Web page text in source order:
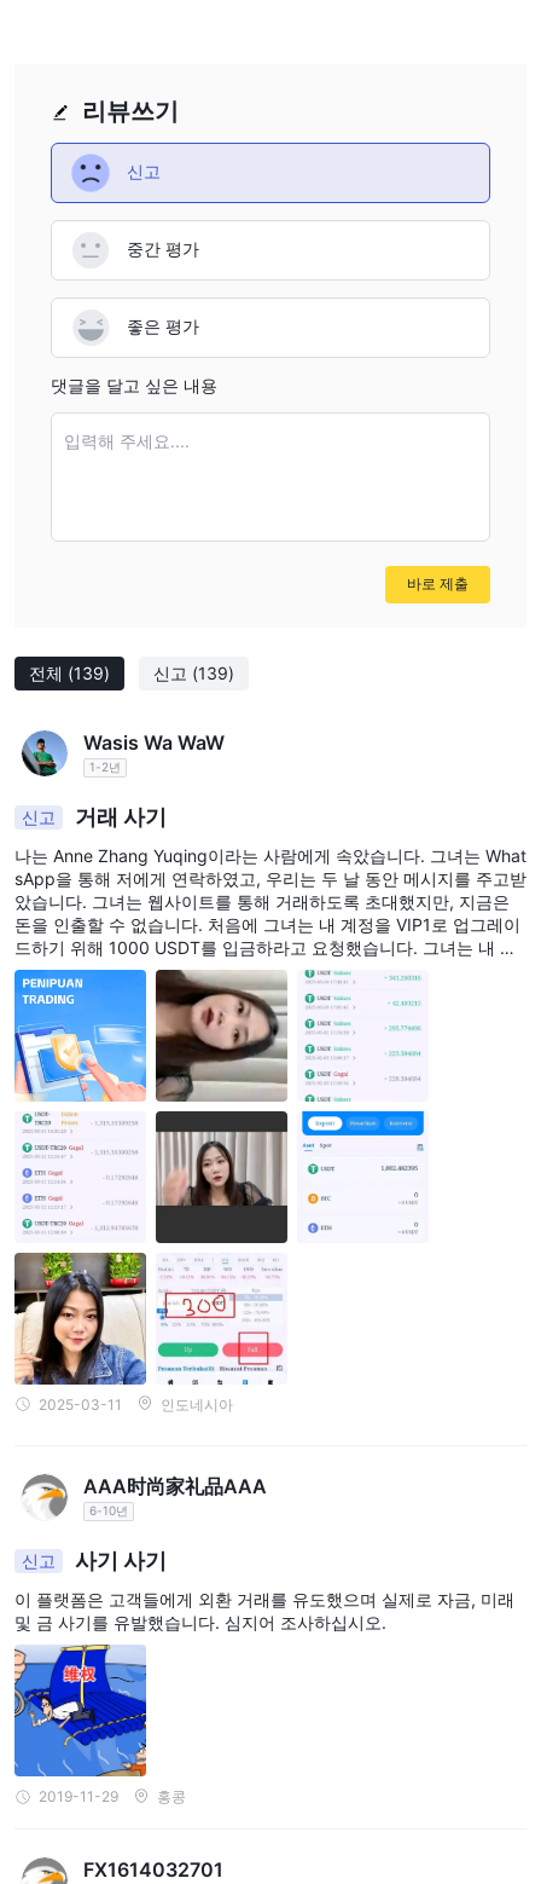
제한된 투명성
: 계정, 레버리지, 스프레드, 수수료 및 시장 상품에
대한 중요한 정보가 공개적으로 제공되지 않습니다.
많은 부정적인 고객 리뷰
141건의 노출을 기록했으며, 이는 회사가 사기 업체임을 매우 심각
한 경고 신호로 여깁니다.
회사의 극도로 제한된 투명성으로 인해 GTS의 사업 범위에 대해 확
실하지 않습니다. 이전 웹 페이지에서 외환 중개인을 주장하며, 외환
이 주요 거래 상품이라고 가정합니다.
거래 플랫폼
GTS은 가장 유명하고 신뢰할 수 있는 거래 플랫폼인 MetaTrader4
플랫폼입니다.
규제되지 않은 플랫폼에서 거래하기 전에 정보를 검토하고 위험을
평가하는 것이 권장됩니다. 관련 세부 정보는 당사 플랫폼을 참조하
해결하기 위해 노력할 것입니다.
현재까지 GTS에 대한 총 141건의 노출이 있습니다. 그 중 두 가지를
소개하겠습니다.
노출 1. 인출 문제
호주 투자자가 3개월 이상이 지난 후에도 인출을 받지 못했다고 보
고했습니다.
노출 2.사기
홍콩의 한 투자자가 이 중개인의 사기를 보고했습니다. 그의 인출은
2020년 3월부터 계정에 도달하지 않았습니다. 경찰도 그를 위해 사
건을 접수하지 않았습니다.
고객 지원
회사는 전화: +44 2035146999, 이메일:
backoffice@gtsforex.com 및 QQ: 3080134024를 통해서만 접속
할 수 있습니다.
결론
결론적으로, GTS은 2015년에 설립되었으며 취소된 ASIC/FCA 및
의심스러운 ASIC 클론 상태에서 운영됩니다. 제한된 투명성과 사용
할 수 없는 웹 사이트로 인해 회사가 사라진 것으로 추정됩니다.
WikiFX에 기록된 141건의 노출은 거래자가 자금을 인출하기 위해
불합리한 장벽을 설정하는 사기 중개인으로서의 신뢰성을 더욱 뒷받
침합니다.
전체 (139) 신고 (139)
Wasis Wa WaW
1-2년
신고 거래 사기
나는 Anne Zhang Yuqing이라는 사람에게 속았습니다. 그녀는 What
sApp을 통해 저에게 연락하였고, 우리는 두 날 동안 메시지를 주고받
았습니다. 그녀는 웹사이트를 통해 거래하도록 초대했지만, 지금은
돈을 인출할 수 없습니다. 처음에 그녀는 내 계정을 VIP1로 업그레이
드하기 위해 1000 USDT를 입금하라고 요청했습니다. 그녀는 내 계
정이 VIP1이면 모든 돈을 인출할 수 있다고 말했습니다. VIP1로 업그
레이드 한 후에도, 내 전체 잔액에서 세금을 내야 한다는 핑계로 여전
히 인출할 수 없었습니다.
2025-03-11 인도네시아
AAA时尚家礼品AAA
6-10년
신고 사기 사기
이 플랫폼은 고객들에게 외환 거래를 유도했으며 실제로 자금, 미래
및 금 사기를 유발했습니다. 심지어 조사하십시오.
2019-11-29 홍콩
FX1614032701
리뷰쓰기
신고
중간 평가
좋은 평가
댓글을 달고 싶은 내용
입력해 주세요....
바로 제출